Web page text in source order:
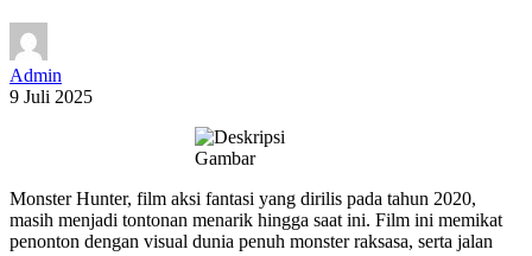
Admin
9 Juli 2025
Monster Hunter, film aksi fantasi yang dirilis pada tahun 2020,
masih menjadi tontonan menarik hingga saat ini. Film ini memikat
penonton dengan visual dunia penuh monster raksasa, serta jalan